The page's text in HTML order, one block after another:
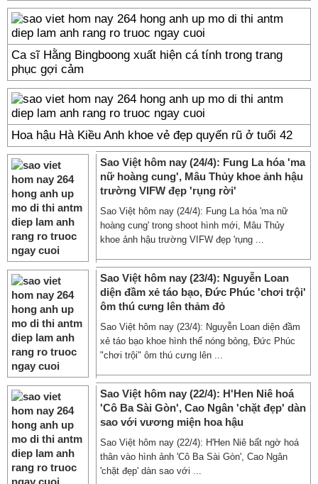
Ca sĩ Hằng Bingboong xuất hiện cá tính trong trang
phục gợi cảm
Hoa hậu Hà Kiều Anh khoe vẻ đẹp quyến rũ ở tuổi 42
Sao Việt hôm nay (24/4): Fung La hóa 'ma
nữ hoàng cung', Mâu Thủy khoe ảnh hậu
trường VIFW đẹp 'rụng rời'
Sao Việt hôm nay (24/4): Fung La hóa 'ma nữ
hoàng cung' trong shoot hình mới, Mâu Thủy
khoe ảnh hậu trường VIFW đẹp 'rụng ...
Sao Việt hôm nay (23/4): Nguyễn Loan
diện đầm xẻ táo bạo, Đức Phúc 'chơi trội'
ôm thú cưng lên thảm đỏ
Sao Việt hôm nay (23/4): Nguyễn Loan diện đầm
xẻ táo bạo khoe hình thể nóng bỏng, Đức Phúc
"chơi trội" ôm thú cưng lên ...
Sao Việt hôm nay (22/4): H'Hen Niê hoá
'Cô Ba Sài Gòn', Cao Ngân 'chặt đẹp' dàn
sao với vương miện hoa hậu
Sao Việt hôm nay (22/4): H'Hen Niê bất ngờ hoá
thân vào hình ảnh 'Cô Ba Sài Gòn', Cao Ngân
'chặt đẹp' dàn sao với ...